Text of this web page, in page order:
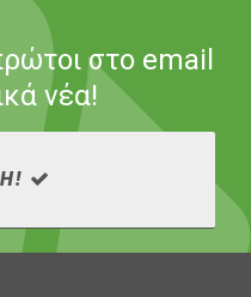
στο email
νέα!